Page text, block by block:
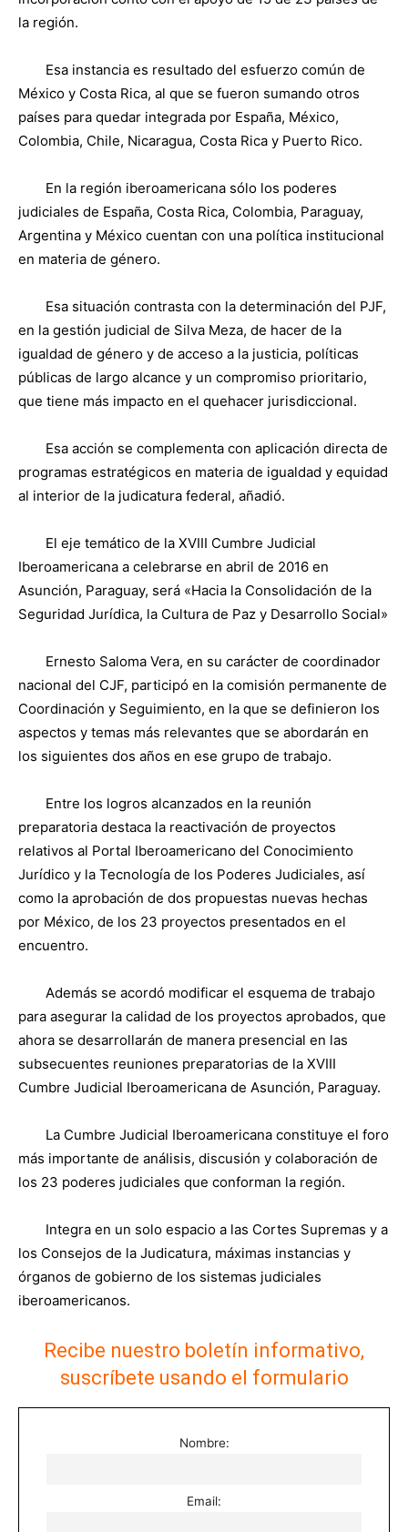
la región.
Esa instancia es resultado del esfuerzo común de
México y Costa Rica, al que se fueron sumando otros
países para quedar integrada por España, México,
Colombia, Chile, Nicaragua, Costa Rica y Puerto Rico.
En la región iberoamericana sólo los poderes
judiciales de España, Costa Rica, Colombia, Paraguay,
Argentina y México cuentan con una política institucional
en materia de género.
Esa situación contrasta con la determinación del PJF,
en la gestión judicial de Silva Meza, de hacer de la
igualdad de género y de acceso a la justicia, políticas
públicas de largo alcance y un compromiso prioritario,
que tiene más impacto en el quehacer jurisdiccional.
Esa acción se complementa con aplicación directa de
programas estratégicos en materia de igualdad y equidad
al interior de la judicatura federal, añadió.
El eje temático de la XVIII Cumbre Judicial
Iberoamericana a celebrarse en abril de 2016 en
Asunción, Paraguay, será «Hacia la Consolidación de la
Seguridad Jurídica, la Cultura de Paz y Desarrollo Social»
Ernesto Saloma Vera, en su carácter de coordinador
nacional del CJF, participó en la comisión permanente de
Coordinación y Seguimiento, en la que se definieron los
aspectos y temas más relevantes que se abordarán en
los siguientes dos años en ese grupo de trabajo.
Entre los logros alcanzados en la reunión
preparatoria destaca la reactivación de proyectos
relativos al Portal Iberoamericano del Conocimiento
Jurídico y la Tecnología de los Poderes Judiciales, así
como la aprobación de dos propuestas nuevas hechas
por México, de los 23 proyectos presentados en el
encuentro.
Además se acordó modificar el esquema de trabajo
para asegurar la calidad de los proyectos aprobados, que
ahora se desarrollarán de manera presencial en las
subsecuentes reuniones preparatorias de la XVIII
Cumbre Judicial Iberoamericana de Asunción, Paraguay.
La Cumbre Judicial Iberoamericana constituye el foro
más importante de análisis, discusión y colaboración de
los 23 poderes judiciales que conforman la región.
Integra en un solo espacio a las Cortes Supremas y a
los Consejos de la Judicatura, máximas instancias y
órganos de gobierno de los sistemas judiciales
iberoamericanos.
Recibe nuestro boletín informativo,
suscríbete usando el formulario
Nombre:
Email: